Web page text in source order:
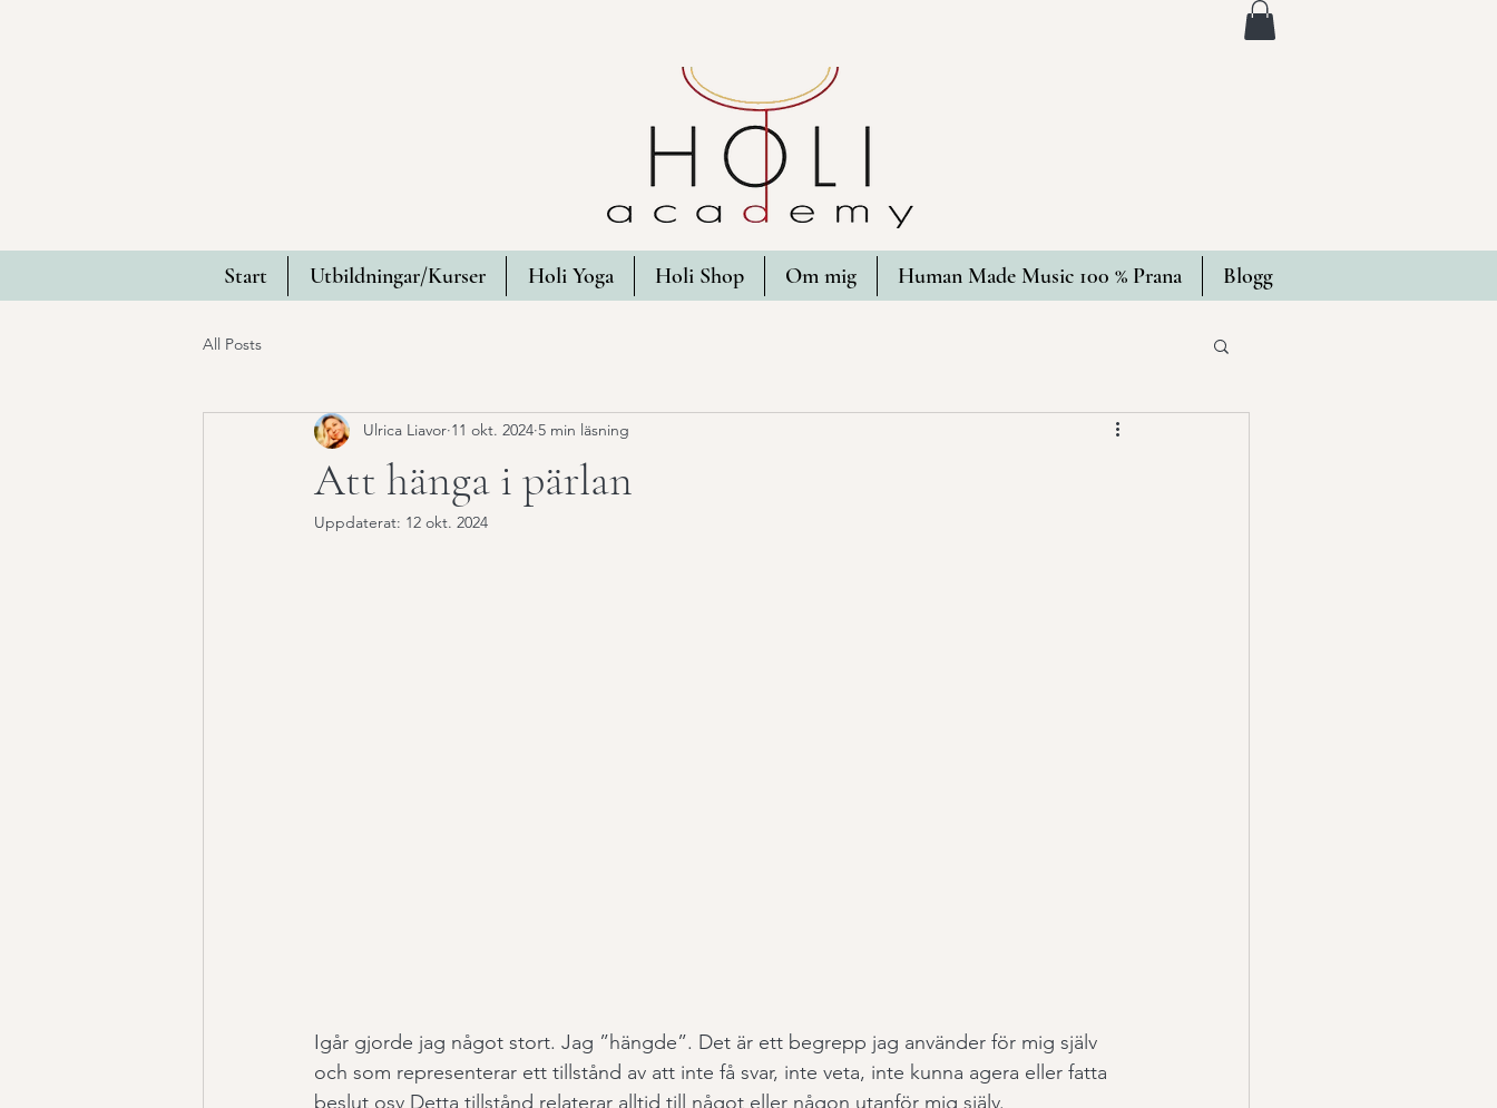
Start Utbildningar/Kurser Holi Yoga Holi Shop Om mig Human Made Music 100 % Prana Blogg
All Posts
Att hänga i pärlan
Ulrica Liavor 11 okt. 2024 5 min läsning
Uppdaterat: 12 okt. 2024
Igår gjorde jag något stort. Jag ”hängde”. Det är ett begrepp jag använder för mig själv
och som representerar ett tillstånd av att inte få svar, inte veta, inte kunna agera eller fatta
beslut osv Detta tillstånd relaterar alltid till något eller någon utanför mig själv.